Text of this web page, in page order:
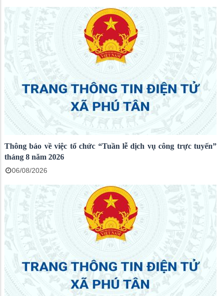
Thông báo về việc tổ chức “Tuần lễ dịch vụ công trực tuyến”
tháng 8 năm 2026
06/08/2026